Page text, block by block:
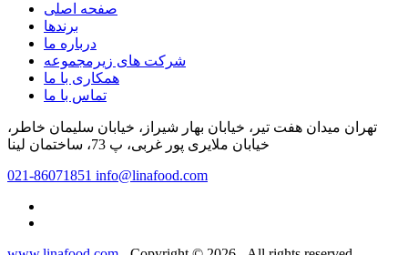
صفحه اصلی
برندها
درباره ما
شرکت های زیرمجموعه
همکاری با ما
تماس با ما
تهران میدان هفت تیر، خیابان بهار شیراز، خیابان سلیمان خاطر،
خیابان ملایری پور غربی، پ 73، ساختمان لینا
021-86071851 info@linafood.com